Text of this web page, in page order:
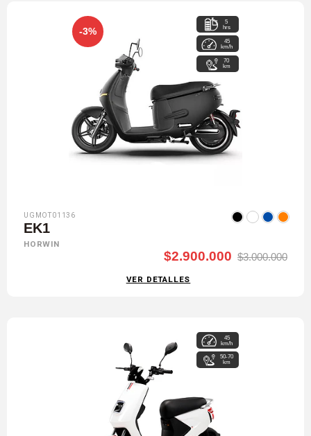
-3%
5
hrs
45
km/h
70
km
UGMOT01136
EK1
HORWIN
$2.900.000 $3.000.000
VER DETALLES
45
km/h
50-70
km